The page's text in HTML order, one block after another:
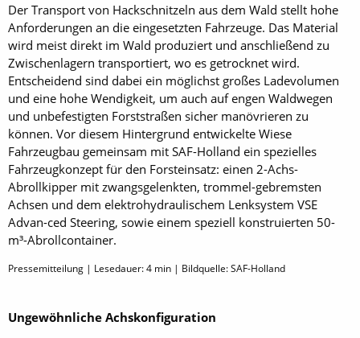
Der Transport von Hackschnitzeln aus dem Wald stellt hohe
Anforderungen an die eingesetzten Fahrzeuge. Das Material
wird meist direkt im Wald produziert und anschließend zu
Zwischenlagern transportiert, wo es getrocknet wird.
Entscheidend sind dabei ein möglichst großes Ladevolumen
und eine hohe Wendigkeit, um auch auf engen Waldwegen
und unbefestigten Forststraßen sicher manövrieren zu
können. Vor diesem Hintergrund entwickelte Wiese
Fahrzeugbau gemeinsam mit SAF-Holland ein spezielles
Fahrzeugkonzept für den Forsteinsatz: einen 2-Achs-
Abrollkipper mit zwangsgelenkten, trommel-gebremsten
Achsen und dem elektrohydraulischem Lenksystem VSE
Advan-ced Steering, sowie einem speziell konstruierten 50-
m³-Abrollcontainer.
Pressemitteilung | Lesedauer:4 min | Bildquelle: SAF-Holland
Ungewöhnliche Achskonfiguration